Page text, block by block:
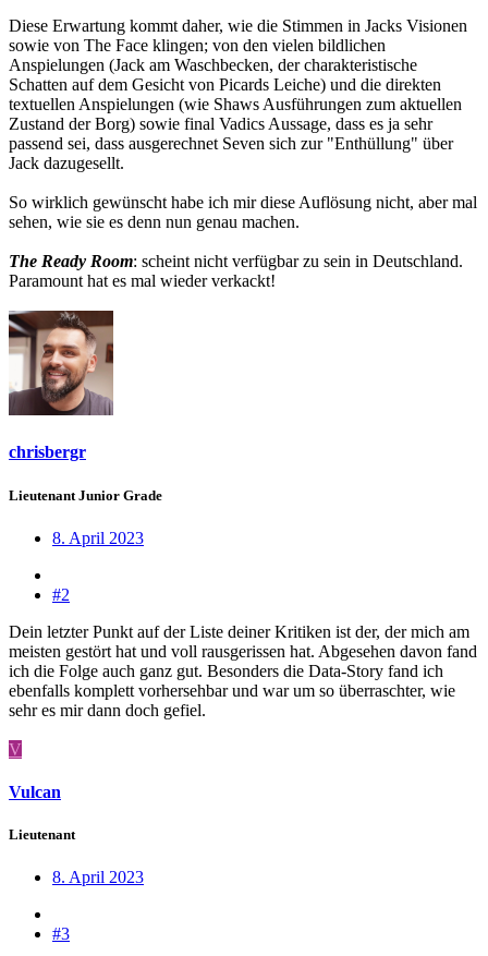
Diese Erwartung kommt daher, wie die Stimmen in Jacks Visionen
sowie von The Face klingen; von den vielen bildlichen
Anspielungen (Jack am Waschbecken, der charakteristische
Schatten auf dem Gesicht von Picards Leiche) und die direkten
textuellen Anspielungen (wie Shaws Ausführungen zum aktuellen
Zustand der Borg) sowie final Vadics Aussage, dass es ja sehr
passend sei, dass ausgerechnet Seven sich zur "Enthüllung" über
Jack dazugesellt.
So wirklich gewünscht habe ich mir diese Auflösung nicht, aber mal
sehen, wie sie es denn nun genau machen.
The Ready Room: scheint nicht verfügbar zu sein in Deutschland.
Paramount hat es mal wieder verkackt!
chrisbergr
Lieutenant Junior Grade
8. April 2023
#2
Dein letzter Punkt auf der Liste deiner Kritiken ist der, der mich am
meisten gestört hat und voll rausgerissen hat. Abgesehen davon fand
ich die Folge auch ganz gut. Besonders die Data-Story fand ich
ebenfalls komplett vorhersehbar und war um so überraschter, wie
sehr es mir dann doch gefiel.
V
Vulcan
Lieutenant
8. April 2023
#3